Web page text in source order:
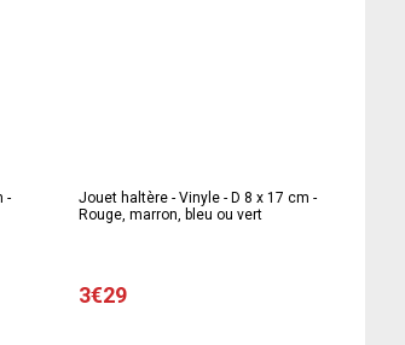
-
Jouet haltère - Vinyle - D 8 x 17 cm -
Rouge, marron, bleu ou vert
3€29